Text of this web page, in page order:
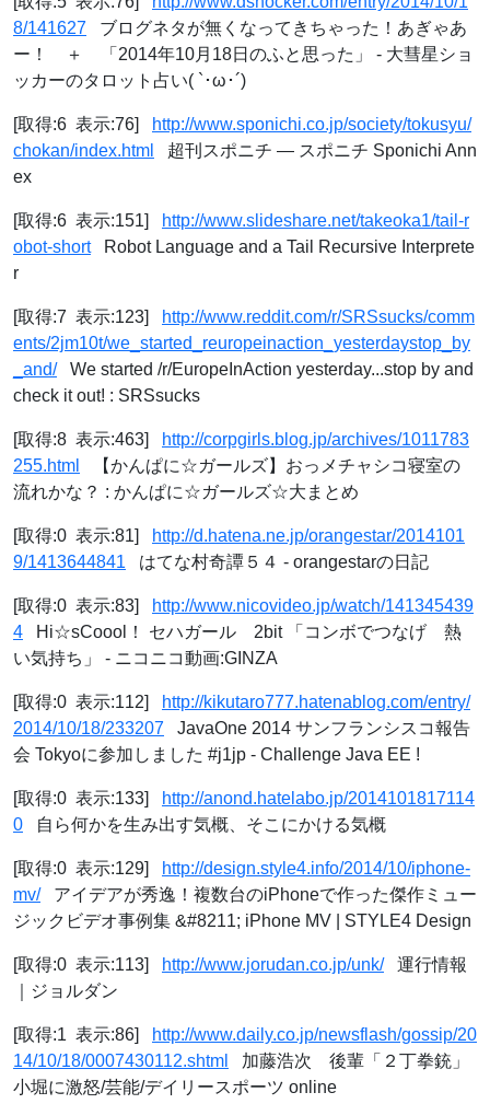
8/141627 ブログネタが無くなってきちゃった！あぎゃあ
ー！ ＋ 「2014年10月18日のふと思った」 - 大彗星ショ
ッカーのタロット占い( `･ω･´)
[取得:6 表示:76]
http://www.sponichi.co.jp/society/tokusyu/
chokan/index.html
超刊スポニチ ― スポニチ Sponichi Ann
ex
[取得:6 表示:151]
http://www.slideshare.net/takeoka1/tail-r
obot-shortRobot Language and a Tail Recursive Interprete
r
[取得:7 表示:123]
http://www.reddit.com/r/SRSsucks/comm
ents/2jm10t/we_started_reuropeinaction_yesterdaystop_by
_and/We started /r/EuropeInAction yesterday...stop by and
check it out! : SRSsucks
[取得:8 表示:463]
http://corpgirls.blog.jp/archives/1011783
255.html
【かんぱに☆ガールズ】おっメチャシコ寝室の
流れかな？ : かんぱに☆ガールズ☆大まとめ
[取得:0 表示:81]
http://d.hatena.ne.jp/orangestar/2014101
9/1413644841 はてな村奇譚５４ - orangestarの日記
[取得:0 表示:83]
http://www.nicovideo.jp/watch/141345439
4 Hi☆sCoool！ セハガール 2bit 「コンボでつなげ 熱
い気持ち」 ‐ ニコニコ動画:GINZA
[取得:0 表示:112]
http://kikutaro777.hatenablog.com/entry/
2014/10/18/233207 JavaOne 2014 サンフランシスコ報告
会 Tokyoに参加しました #j1jp - Challenge Java EE !
[取得:0 表示:133]
http://anond.hatelabo.jp/2014101817114
0 自ら何かを生み出す気概、そこにかける気概
[取得:0 表示:129]
http://design.style4.info/2014/10/iphone-
mv/アイデアが秀逸！複数台のiPhoneで作った傑作ミュー
ジックビデオ事例集 &#8211; iPhone MV | STYLE4 Design
[取得:0 表示:113] http://www.jorudan.co.jp/unk/運行情報
｜ジョルダン
[取得:1 表示:86]
http://www.daily.co.jp/newsflash/gossip/20
14/10/18/0007430112.shtml
加藤浩次 後輩「２丁拳銃」
小堀に激怒/芸能/デイリースポーツ online